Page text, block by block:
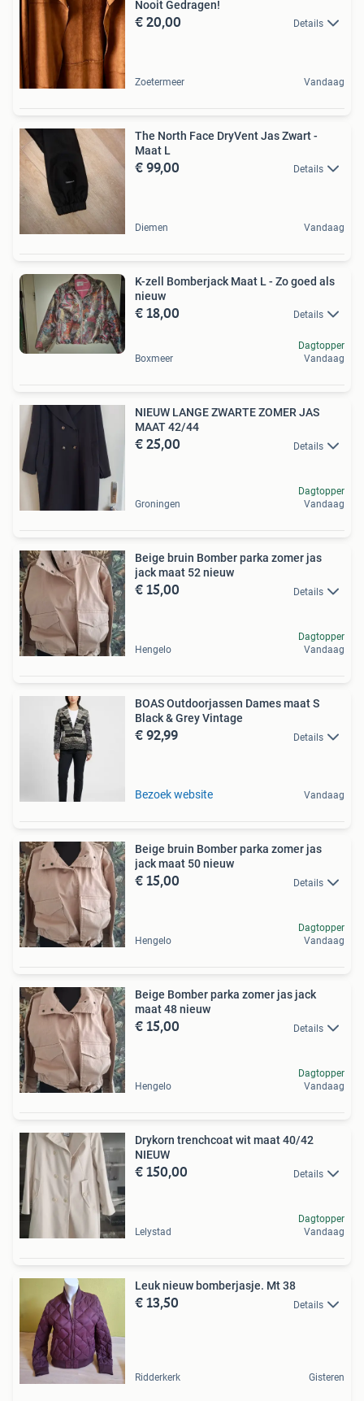
Nooit Gedragen!
€ 20,00 Details
Zoetermeer Vandaag
The North Face DryVent Jas Zwart -
Maat L
€ 99,00 Details
Diemen Vandaag
K-zell Bomberjack Maat L - Zo goed als
nieuw
€ 18,00 Details
Boxmeer
Dagtopper
Vandaag
NIEUW LANGE ZWARTE ZOMER JAS
MAAT 42/44
€ 25,00 Details
Groningen
Dagtopper
Vandaag
Beige bruin Bomber parka zomer jas
jack maat 52 nieuw
€ 15,00 Details
Hengelo
Dagtopper
Vandaag
BOAS Outdoorjassen Dames maat S
Black & Grey Vintage
€ 92,99 Details
Bezoek website Vandaag
Beige bruin Bomber parka zomer jas
jack maat 50 nieuw
€ 15,00 Details
Hengelo
Dagtopper
Vandaag
Beige Bomber parka zomer jas jack
maat 48 nieuw
€ 15,00 Details
Hengelo
Dagtopper
Vandaag
Drykorn trenchcoat wit maat 40/42
NIEUW
€ 150,00 Details
Lelystad
Dagtopper
Vandaag
Leuk nieuw bomberjasje. Mt 38
€ 13,50 Details
Ridderkerk Gisteren